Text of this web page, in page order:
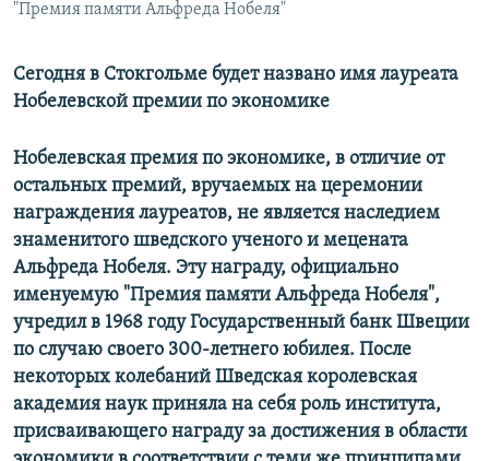
Все сайты РСЕ/РС
"Премия памяти Альфреда Нобеля"
Сегодня в Стокгольме будет названо имя лауреата
Нобелевской премии по экономике
Нобелевская премия по экономике, в отличие от
остальных премий, вручаемых на церемонии
награждения лауреатов, не является наследием
знаменитого шведского ученого и мецената
Альфреда Нобеля. Эту награду, официально
именуемую "Премия памяти Альфреда Нобеля",
учредил в 1968 году Государственный банк Швеции
по случаю своего 300-летнего юбилея. После
некоторых колебаний Шведская королевская
академия наук приняла на себя роль института,
присваивающего награду за достижения в области